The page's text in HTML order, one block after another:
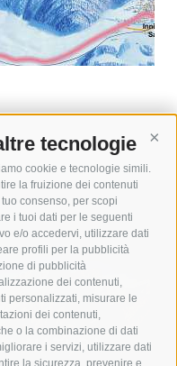
tecnologie
cookie e tecnologie simili.
la fruizione dei contenuti
consenso, per scopi
i tuoi dati per le seguenti
e/o accedervi, utilizzare dati
profili per la pubblicità
di pubblicità
dei contenuti,
personalizzati, misurare le
dei contenuti,
o la combinazione di dati
i servizi, utilizzare dati
la sicurezza, prevenire e
NATURA